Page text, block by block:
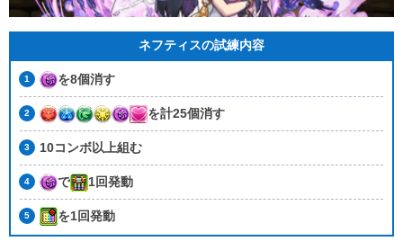
ネフティスの試練内容
を8個消す
を計25個消す
10コンボ以上組む
で 1回発動
を1回発動